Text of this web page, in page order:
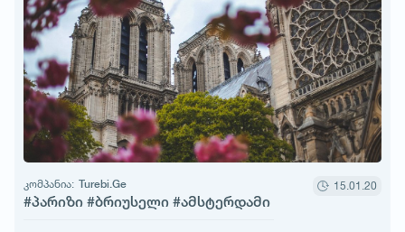
კომპანია: Turebi.Ge
#პარიზი #ბრიუსელი #ამსტერდამი
15.01.20